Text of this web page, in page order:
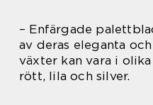
– Enfärgade
av deras eleganta
växter kan vara i
rött, lila och silver.